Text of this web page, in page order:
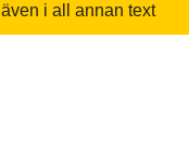
även i all annan text